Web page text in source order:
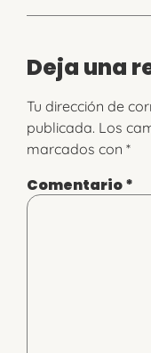
Deja una
Tu dirección de
publicada. Los
marcados con *
Comentario*